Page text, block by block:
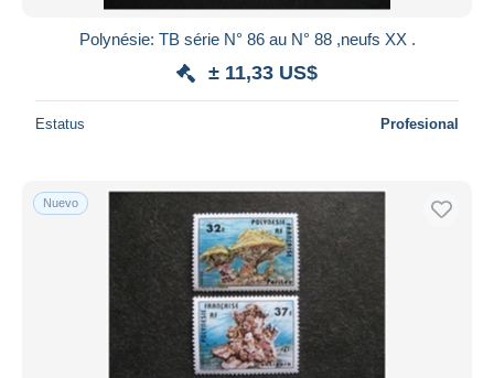
Polynésie: TB série N° 86 au N° 88 ,neufs XX .
± 11,33 US$
Estatus Profesional
Nuevo